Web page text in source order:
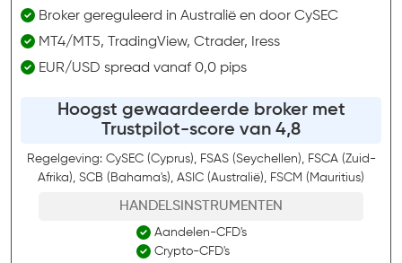
Broker gereguleerd in Australië en door CySEC
MT4/MT5, TradingView, Ctrader, Iress
EUR/USD spread vanaf 0,0 pips
Hoogst gewaardeerde broker met
Trustpilot-score van 4,8
Regelgeving: CySEC (Cyprus), FSAS (Seychellen), FSCA (Zuid-
Afrika), SCB (Bahama's), ASIC (Australië), FSCM (Mauritius)
HANDELSINSTRUMENTEN
Aandelen-CFD's
Crypto-CFD's